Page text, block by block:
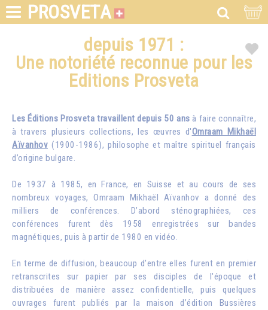
PROSVETA
depuis 1971 :
Une notoriété reconnue pour les
Editions Prosveta
Les Éditions Prosveta travaillent depuis 50 ans à faire connaître,
à travers plusieurs collections, les œuvres d'Omraam Mikhaël
Aïvanhov (1900-1986), philosophe et maître spirituel français
d’origine bulgare.
De 1937 à 1985, en France, en Suisse et au cours de ses
nombreux voyages, Omraam Mikhaël Aïvanhov a donné des
milliers de conférences. D’abord sténographiées, ces
conférences furent dès 1958 enregistrées sur bandes
magnétiques, puis à partir de 1980 en vidéo.
En terme de diffusion, beaucoup d'entre elles furent en premier
retranscrites sur papier par ses disciples de l'époque et
distribuées de manière assez confidentielle, puis quelques
ouvrages furent publiés par la maison d’édition Bussières